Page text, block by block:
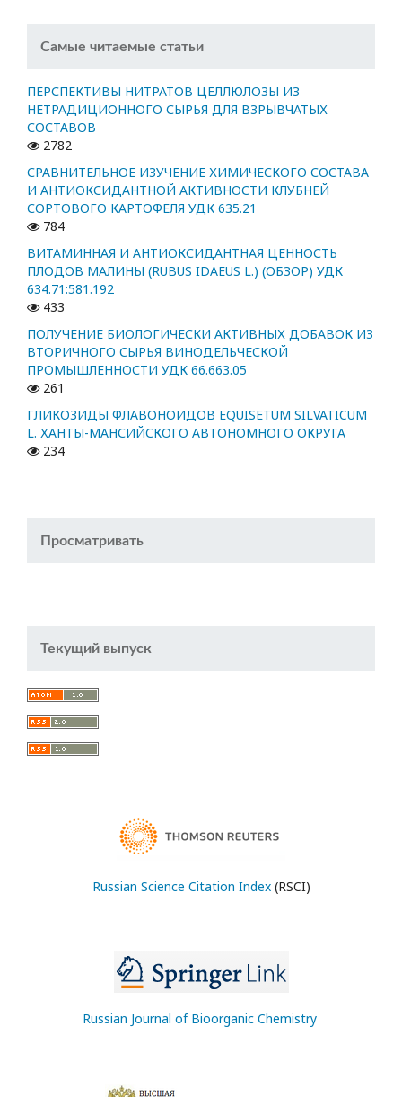
Самые читаемые статьи
ПЕРСПЕКТИВЫ НИТРАТОВ ЦЕЛЛЮЛОЗЫ ИЗ
НЕТРАДИЦИОННОГО СЫРЬЯ ДЛЯ ВЗРЫВЧАТЫХ
СОСТАВОВ
2782
СРАВНИТЕЛЬНОЕ ИЗУЧЕНИЕ ХИМИЧЕСКОГО СОСТАВА
И АНТИОКСИДАНТНОЙ АКТИВНОСТИ КЛУБНЕЙ
СОРТОВОГО КАРТОФЕЛЯ УДК 635.21
784
ВИТАМИННАЯ И АНТИОКСИДАНТНАЯ ЦЕННОСТЬ
ПЛОДОВ МАЛИНЫ (RUBUS IDAEUS L.) (ОБЗОР) УДК
634.71:581.192
433
ПОЛУЧЕНИЕ БИОЛОГИЧЕСКИ АКТИВНЫХ ДОБАВОК ИЗ
ВТОРИЧНОГО СЫРЬЯ ВИНОДЕЛЬЧЕСКОЙ
ПРОМЫШЛЕННОСТИ УДК 66.663.05
261
ГЛИКОЗИДЫ ФЛАВОНОИДОВ EQUISETUM SILVATICUM
L. ХАНТЫ-МАНСИЙСКОГО АВТОНОМНОГО ОКРУГА
234
Просматривать
Текущий выпуск
Russian Science Citation Index(RSCI)
Russian Journal of Bioorganic Chemistry